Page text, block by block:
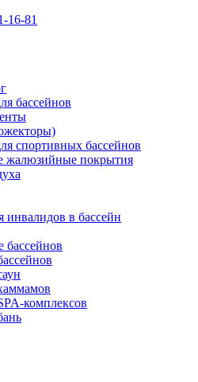
16-81
бассейнов
спортивных бассейнов
жалюзийные покрытия
в бассейн
бассейнов
комплексов